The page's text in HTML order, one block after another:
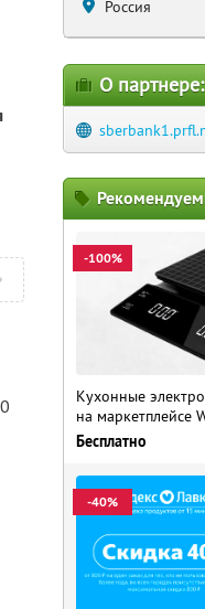
Россия
О партнере:
-100%
Кухонные
на маркетплейсе
Бесплатно
-40%